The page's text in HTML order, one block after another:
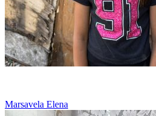
Marsavela Elena